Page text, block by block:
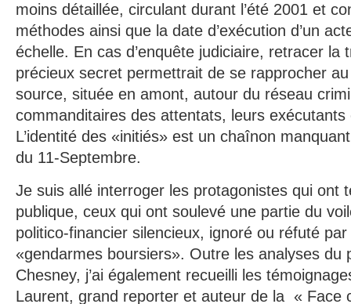
moins détaillée, circulant durant l’été 2001 et
méthodes ainsi que la date d’exécution d’un
échelle. En cas d’enquête judiciaire, retracer la
précieux secret permettrait de se rapprocher
source, située en amont, autour du réseau
commanditaires des attentats, leurs
L’identité des «initiés» est un chaînon
du 11-Septembre.
Je suis allé interroger les protagonistes qui ont
publique, ceux qui ont soulevé une partie du
politico-financier silencieux, ignoré ou réfuté
«gendarmes boursiers». Outre les analyses du
Chesney, j’ai également recueilli les
Laurent, grand reporter et auteur de la « Face